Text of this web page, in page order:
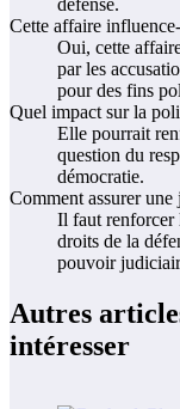
défense.
Cette affaire
Oui, cette
par les
pour des fins
Quel impact sur la
Elle pourrait
question du
démocratie.
Comment assurer
Il faut renforcer
droits de la
pouvoir
Autres
intéresser